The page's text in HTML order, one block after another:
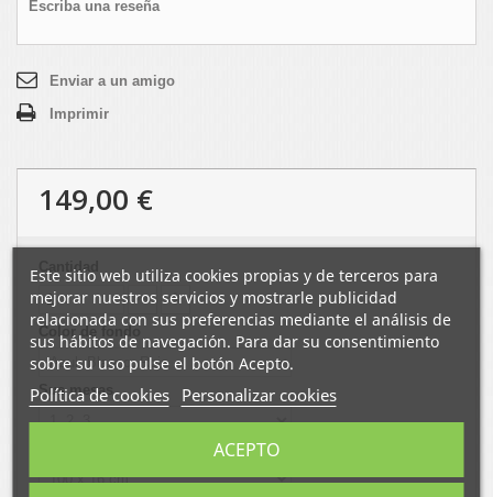
Escriba una reseña
Enviar a un amigo
Imprimir
149,00 €
Cantidad
Color de fondo
Sus mesas
Dimensiones de los escalones
Este sitio web utiliza cookies propias y de terceros para
mejorar nuestros servicios y mostrarle publicidad
relacionada con sus preferencias mediante el análisis de
sus hábitos de navegación. Para dar su consentimiento
sobre su uso pulse el botón Acepto.
Política de cookies Personalizar cookies
ACEPTO